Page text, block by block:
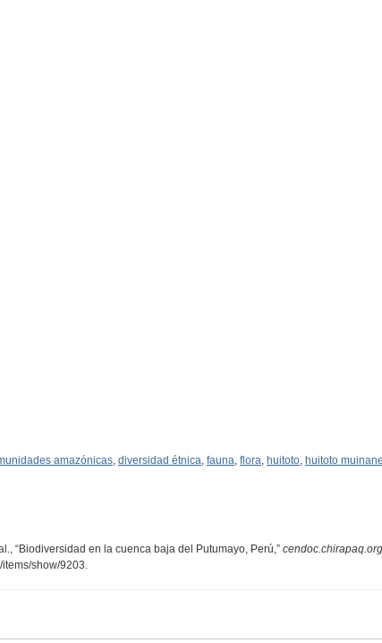
amazónicas diversidad étnica fauna flora huitoto huitoto muinane
“Biodiversidad en la cuenca baja del Putumayo, Perú,”
show/9203